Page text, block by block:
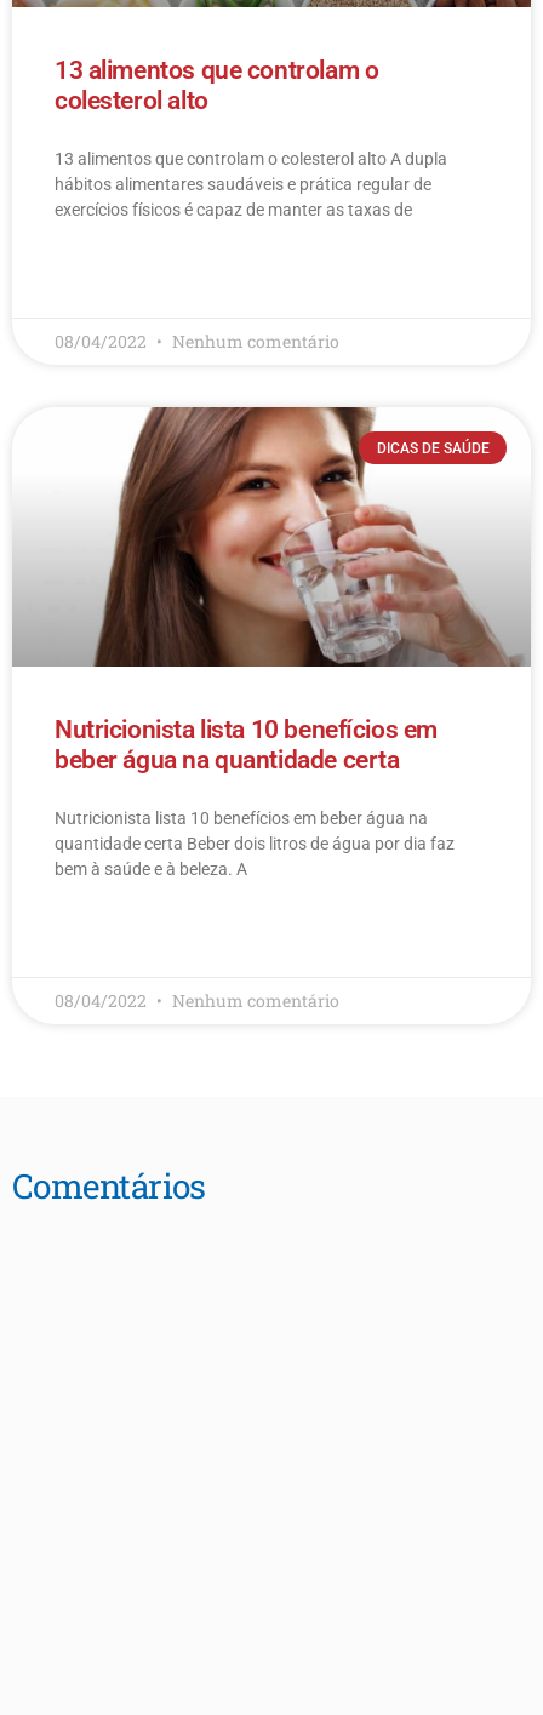
13 alimentos que controlam o
colesterol alto
13 alimentos que controlam o colesterol alto​ A dupla
hábitos alimentares saudáveis e prática regular de
exercícios físicos é capaz de manter as taxas de
08/04/2022 Nenhum comentário
DICAS DE SAÚDE
Nutricionista lista 10 benefícios em
beber água na quantidade certa
Nutricionista lista 10 benefícios em beber água na
quantidade certa Beber dois litros de água por dia faz
bem à saúde e à beleza. A
08/04/2022 Nenhum comentário
Comentários